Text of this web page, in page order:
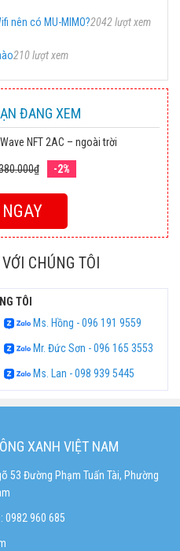
nên có MU-MIMO?2042 lượt xem
210 lượt xem
ĐANG XEM
NFT 2AC – ngoài trời
-2%
CHÚNG TÔI
TÔI
Ms. Hồng - 096 191 9559
Mr. Đức Sơn - 096 165 3553
Ms. Lan - 098 939 5445
XANH VIỆT NAM
53 Đường Phạm Tuấn Tài, Phường
0982 960 685